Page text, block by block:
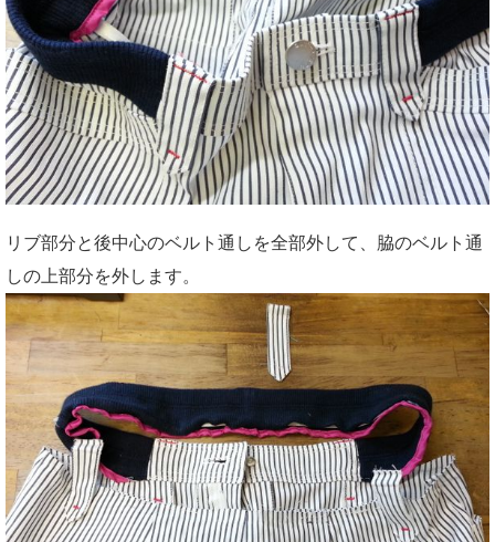
リブ部分と後中心のベルト通しを全部外して、脇のベルト通
しの上部分を外します。